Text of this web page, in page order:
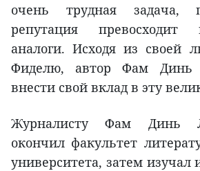
очень трудная задача,
репутация
аналоги. Исходя из своей
Фиделю, автор Фам Динь
внести свой вклад в эту
Журналисту Фам Динь
окончил факультет
университета, затем изучал